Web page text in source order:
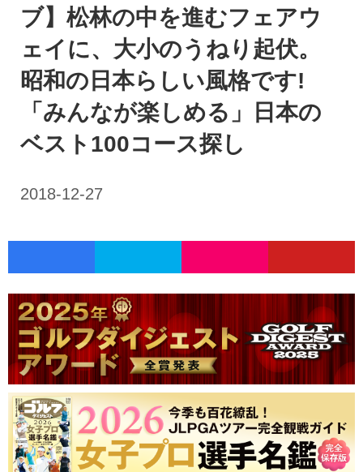
ブ】松林の中を進むフェアウ
ェイに、大小のうねり起伏。
昭和の日本らしい風格です!
「みんなが楽しめる」日本の
ベスト100コース探し